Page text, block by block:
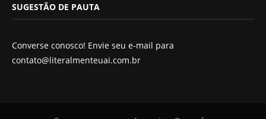
SUGESTÃO DE PAUTA
Converse conosco! Envie seu e-mail para
contato@literalmenteuai.com.br